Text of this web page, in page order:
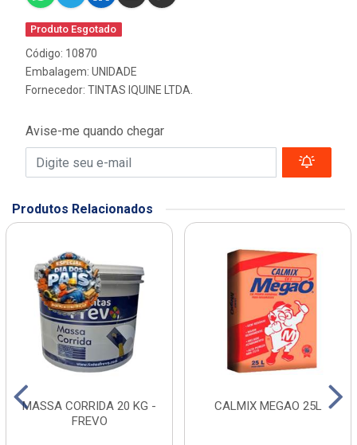
Produto Esgotado
Código: 10870
Embalagem: UNIDADE
Fornecedor: TINTAS IQUINE LTDA.
Avise-me quando chegar
Produtos Relacionados
MASSA CORRIDA 20 KG -
FREVO
CALMIX MEGAO 25L